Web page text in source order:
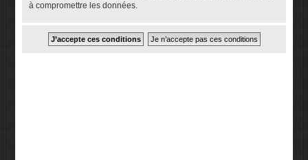
à compromettre les données.